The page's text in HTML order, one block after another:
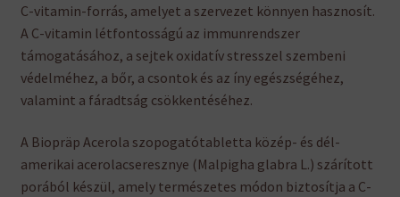
C-vitamin-forrás, amelyet a szervezet könnyen hasznosít.
A C-vitamin létfontosságú az immunrendszer
támogatásához, a sejtek oxidatív stresszel szembeni
védelméhez, a bőr, a csontok és az íny egészségéhez,
valamint a fáradtság csökkentéséhez.
A Biopräp Acerola szopogatótabletta közép- és dél-
amerikai acerolacseresznye (Malpigha glabra L.) szárított
porából készül, amely természetes módon biztosítja a C-